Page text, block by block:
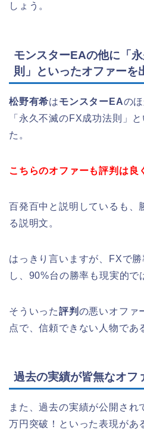
しょう。
モンスターEAの他に「
則」といったオファーを
松野有希はモンスターEAの
「永久不滅のFX成功法則」
た。
こちらのオファーも評判は良
百発百中と説明しているも、
る説明文。
はっきり言いますが、FXで
し、90%台の勝率も現実的で
そういった評判 の悪いオファ
点で、信頼できない人物であ
過去の実績が皆無なオフ
また、過去の実績が公開され
万円突破！といった表現があ